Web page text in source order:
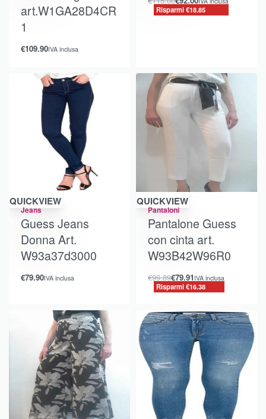
art.W1GA28D4CR
1
€109.90IVA inclusa
Risparmi €18.85
QUICKVIEW
Jeans
Guess Jeans
Donna Art.
W93a37d3000
€79.90IVA inclusa
Risparmi €16.38
QUICKVIEW
Pantaloni
Pantalone Guess
con cinta art.
W93B42W96R0
€99.89€79.91 IVA inclusa
Risparmi €16.38